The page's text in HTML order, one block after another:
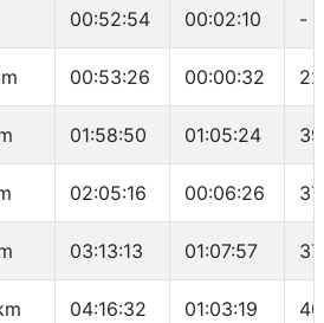
00:52:54 00:02:10 -
00:53:26 00:00:32
01:58:50 01:05:24
02:05:16 00:06:26
03:13:13 01:07:57
04:16:32 01:03:19